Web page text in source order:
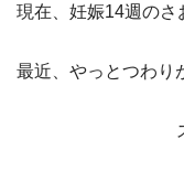
現在、妊娠14週のさ
最近、やっとつわり